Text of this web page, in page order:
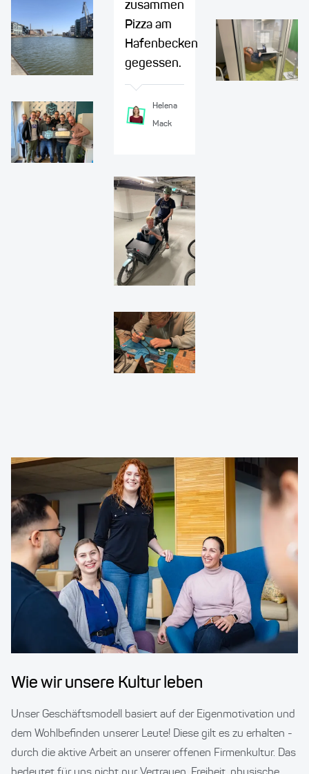
zusammen
Pizza am
Hafenbecken
gegessen.
Helena
Mack
Wie wir unsere Kultur leben
Unser Geschäftsmodell basiert auf der Eigenmotivation und
dem Wohlbefinden unserer Leute! Diese gilt es zu erhalten -
durch die aktive Arbeit an unserer offenen Firmenkultur. Das